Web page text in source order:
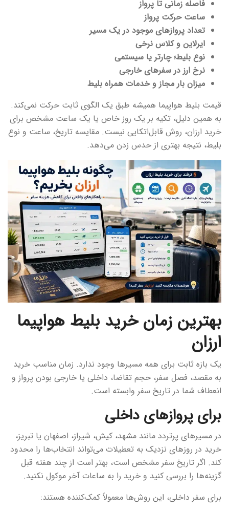
فاصله زمانی تا پرواز
ساعت حرکت پرواز
تعداد پروازهای موجود در یک مسیر
ایرلاین و کلاس نرخی
نوع بلیط؛ چارتر یا سیستمی
نرخ ارز در سفرهای خارجی
میزان بار مجاز و خدمات همراه بلیط
قیمت بلیط هواپیما همیشه طبق یک الگوی ثابت حرکت نمی‌کند.
به همین دلیل، تکیه بر یک روز خاص یا یک ساعت مشخص برای
خرید ارزان، روش قابل‌اتکایی نیست. مقایسه تاریخ، ساعت و نوع
بلیط، نتیجه بهتری از حدس زدن می‌دهد.
بهترین زمان خرید بلیط هواپیما
ارزان
یک بازه ثابت برای همه مسیرها وجود ندارد. زمان مناسب خرید
به مقصد، فصل سفر، حجم تقاضا، داخلی یا خارجی بودن پرواز و
انعطاف شما در تاریخ سفر وابسته است.
برای پروازهای داخلی
در مسیرهای پرتردد مانند مشهد، کیش، شیراز، اصفهان یا تبریز،
خرید در روزهای نزدیک به تعطیلات می‌تواند انتخاب‌ها را محدود
کند. اگر تاریخ سفر مشخص است، بهتر است از چند هفته قبل
گزینه‌ها را بررسی کنید و خرید را به ساعات آخر موکول نکنید.
برای سفر داخلی، این روش‌ها معمولاً کمک‌کننده هستند: